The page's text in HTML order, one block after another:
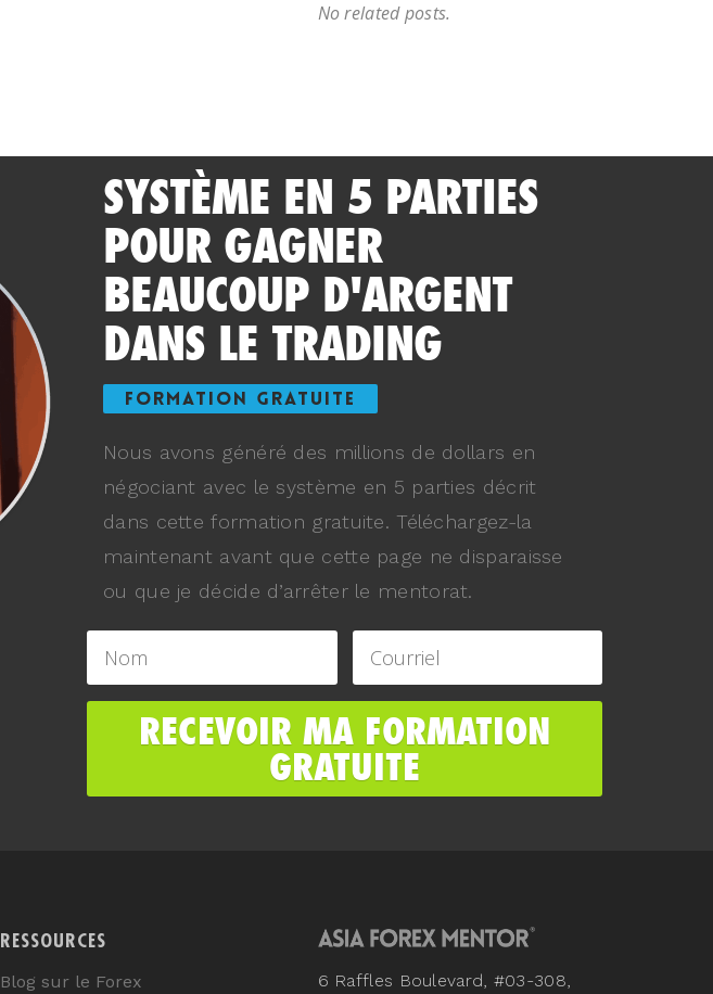
No related posts.
SYSTÈME EN 5 PARTIES
POUR GAGNER
BEAUCOUP D'ARGENT
DANS LE TRADING
FORMATION GRATUITE
Nous avons généré des millions de dollars en
négociant avec le système en 5 parties décrit
dans cette formation gratuite. Téléchargez-la
maintenant avant que cette page ne disparaisse
ou que je décide d’arrêter le mentorat.
RESSOURCES
Blog sur le Forex 6 Raffles Boulevard, #03-308,